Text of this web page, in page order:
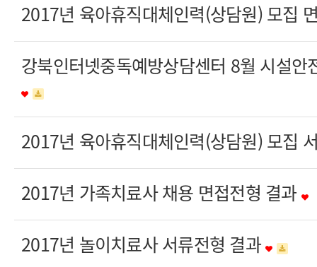
2017년 육아휴직대체인력(상담원) 모집
강북인터넷중독예방상담센터 8월 시설안
2017년 육아휴직대체인력(상담원) 모집
2017년 가족치료사 채용 면접전형 결과
2017년 놀이치료사 서류전형 결과